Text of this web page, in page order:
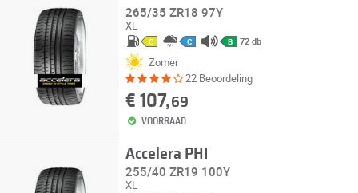
265/35 ZR18 97Y
XL
C C B 72 db
Zomer
22 Beoordeling
€ 107,69
VOORRAAD
Accelera PHI
255/40 ZR19 100Y
XL